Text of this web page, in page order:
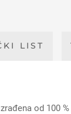
LIST
od 100